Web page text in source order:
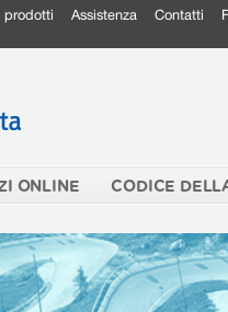
prodotti Assistenza Contatti
ONLINE CODICE